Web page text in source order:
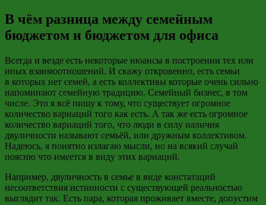
В чём разница между семейным
бюджетом и бюджетом для офиса
Всегда и везде есть некоторые нюансы в построении тех или
иных взаимоотношений. И скажу откровенно, есть семьи
в которых нет семей, а есть коллективы которые очень сильно
напоминают семейную традицию. Семейный бизнес, в том
числе. Это я всё пишу к тому, что существует огромное
количество вариаций того как есть. А так же есть огромное
количество вариаций того, что люди в силу наличия
двуличности называют семьёй, или дружным коллективом.
Надеюсь, я понятно излагаю мысли, но на всякий случай
поясню что имеется в виду этих вариаций.
Например, двуличность в семье в виде констатаций
несоответствия истинности с существующей реальностью
выглядит так. Есть пара, которая проживает вместе, допустим